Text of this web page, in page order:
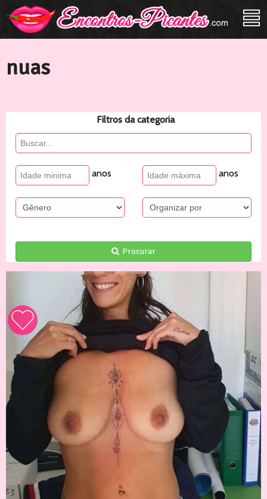
nuas
Filtros da categoria
anos anos
Procurar